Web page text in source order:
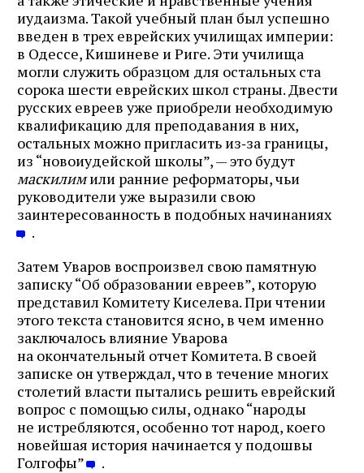
иудаизма. Такой учебный план был успешно
введен в трех еврейских училищах империи:
в Одессе, Кишиневе и Риге. Эти училища
могли служить образцом для остальных ста
сорока шести еврейских школ страны. Двести
русских евреев уже приобрели необходимую
квалификацию для преподавания в них,
остальных можно пригласить из‑за границы,
из “новоиудейской школы”, — это будут
маскилимили ранние реформаторы, чьи
руководители уже выразили свою
заинтересованность в подобных начинаниях
.
Затем Уваров воспроизвел свою памятную
записку “Об образовании евреев”, которую
представил Комитету Киселева. При чтении
этого текста становится ясно, в чем именно
заключалось влияние Уварова
на окончательный отчет Комитета. В своей
записке он утверждал, что в течение многих
столетий власти пытались решить еврейский
вопрос с помощью силы, однако “народы
не истребляются, особенно тот народ, коего
новейшая история начинается у подошвы
Голгофы”
.